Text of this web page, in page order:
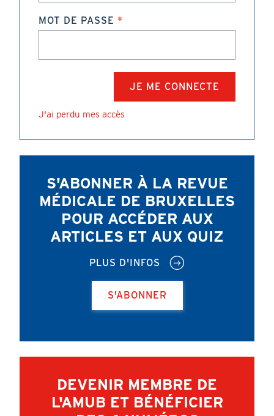
MOT DE PASSE
J'ai perdu mes accès
S'ABONNER À LA REVUE
MÉDICALE DE BRUXELLES
POUR ACCÉDER AUX
ARTICLES ET AUX QUIZ
PLUS D'INFOS
S'ABONNER
DEVENIR MEMBRE DE
L'AMUB ET BÉNÉFICIER